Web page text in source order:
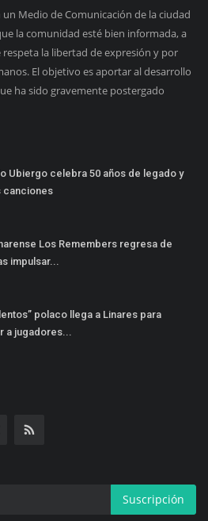
Medio de Comunicación de la ciudad
la comunidad esté bien informada, a
la libertad de expresión y por
El objetivo es aportar al desarrollo
ha sido gravemente postergado
Ubiergo celebra 50 años de legado y
canciones
Los Remembers regresa de
impulsar...
polaco llega a Linares para
a jugadores...
Suscripción